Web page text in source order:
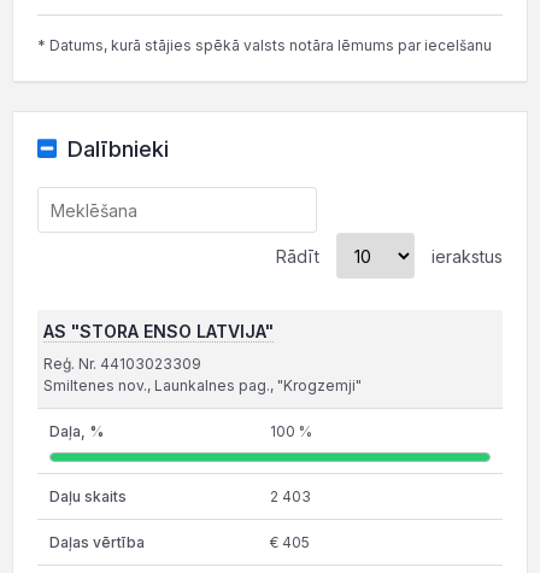
* Datums, kurā stājies spēkā valsts notāra lēmums par iecelšanu
Dalībnieki
Rādīt ierakstus
AS "STORA ENSO LATVIJA"
Reģ. Nr. 44103023309
Smiltenes nov., Launkalnes pag., "Krogzemji"
100 %
2 403
€ 405